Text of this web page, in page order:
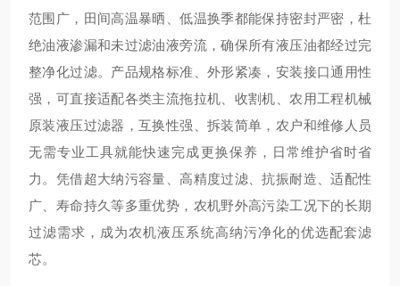
范围广，田间高温暴晒、低温换季都能保持密封严密，杜
绝油液渗漏和未过滤油液旁流，确保所有液压油都经过完
整净化过滤。产品规格标准、外形紧凑，安装接口通用性
强，可直接适配各类主流拖拉机、收割机、农用工程机械
原装液压过滤器，互换性强、拆装简单，农户和维修人员
无需专业工具就能快速完成更换保养，日常维护省时省
力。凭借超大纳污容量、高精度过滤、抗振耐造、适配性
广、寿命持久等多重优势，农机野外高污染工况下的长期
过滤需求，成为农机液压系统高纳污净化的优选配套滤
芯。